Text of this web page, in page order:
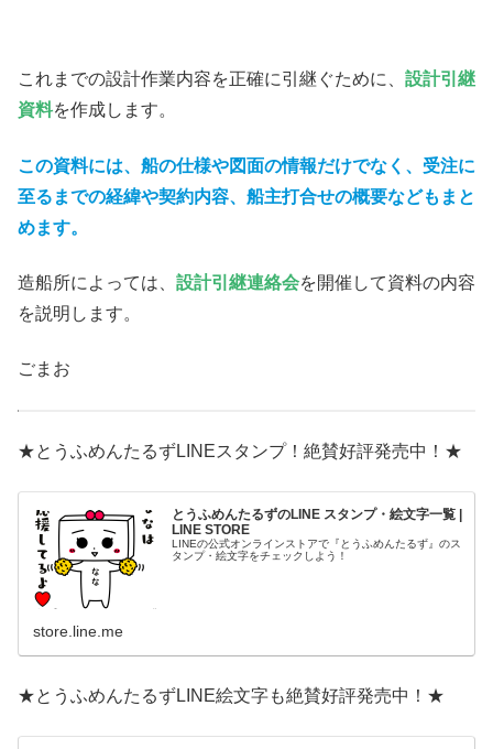
これまでの設計作業内容を正確に引継ぐために、 設計引継
資料を作成します。
この資料には、船の仕様や図面の情報だけでなく、受注に
至るまでの経緯や契約内容、船主打合せの概要などもまと
めます。
造船所によっては、 設計引継連絡会を開催して資料の内容
を説明します。
ごまお
★とうふめんたるずLINEスタンプ！絶賛好評発売中！★
とうふめんたるずのLINE スタンプ・絵文字一覧 |
LINE STORE
LINEの公式オンラインストアで『とうふめんたるず』のス
タンプ・絵文字をチェックしよう！
store.line.me
★とうふめんたるずLINE絵文字も絶賛好評発売中！★